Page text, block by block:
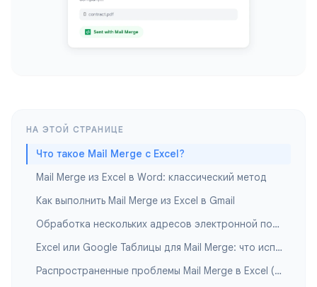
НА ЭТОЙ СТРАНИЦЕ
Что такое Mail Merge с Excel?
Mail Merge из Excel в Word: классический метод
Как выполнить Mail Merge из Excel в Gmail
Обработка нескольких адресов электронной почты в одной строке
Excel или Google Таблицы для Mail Merge: что использовать?
Распространенные проблемы Mail Merge в Excel (и как их исправить)